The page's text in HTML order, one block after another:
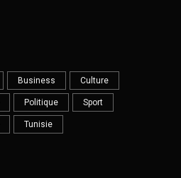
Business Culture
Politique Sport
Tunisie